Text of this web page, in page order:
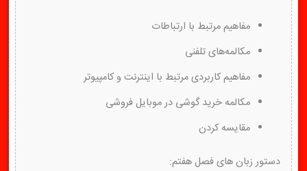
مفاهیم مرتبط با ارتباطات
مکالمه‌های تلفنی
مفاهیم کاربردی مرتبط با اینترنت و کامپیوتر
مکالمه خرید گوشی در موبایل فروشی
مقایسه کردن
دستور زبان های فصل هفتم: